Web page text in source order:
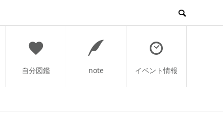
自分図鑑 note イベント情報